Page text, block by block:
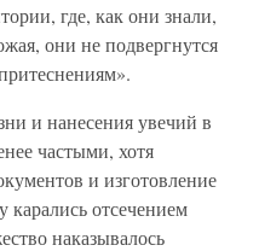
где, как они знали,
они не подвергнутся
и нанесения увечий в
частыми, хотя
и изготовление
отсечением
наказывалось